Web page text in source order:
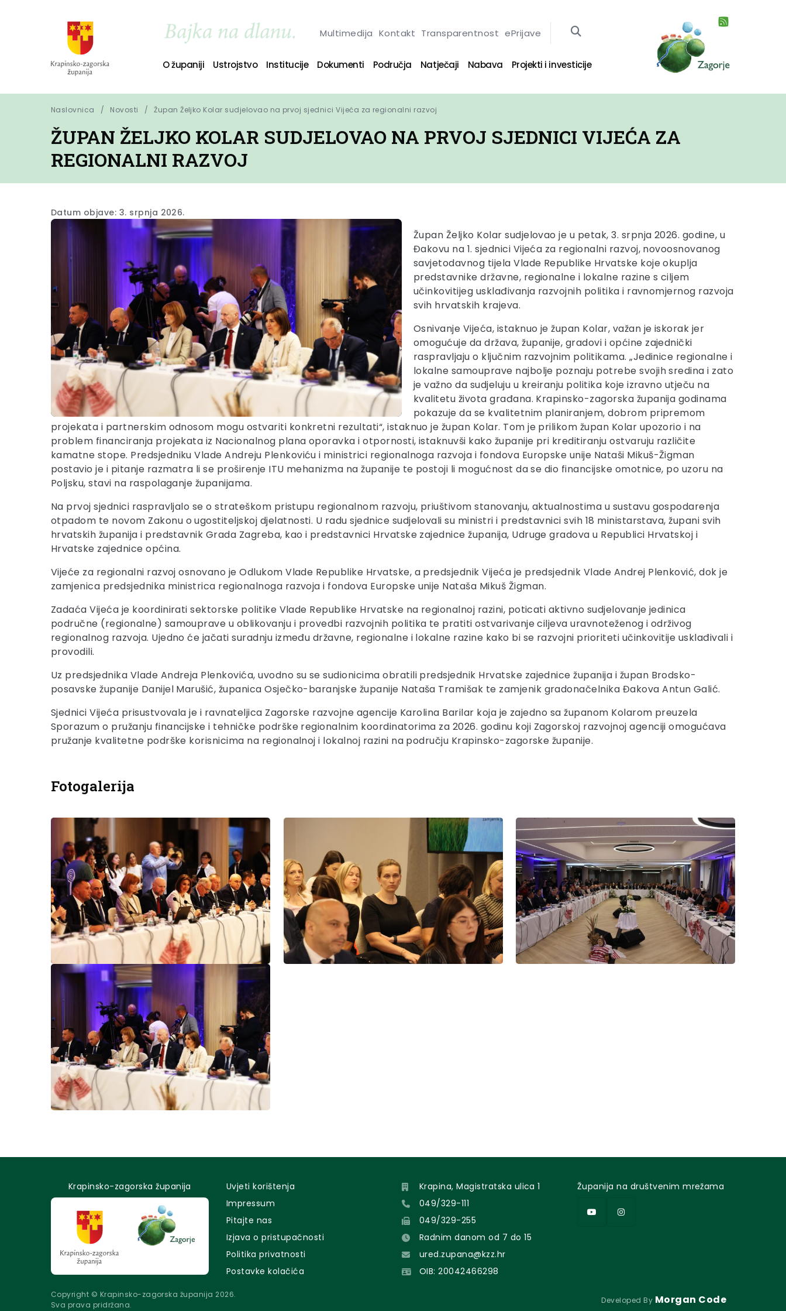
Multimedija Kontakt Transparentnost ePrijave
O županiji Ustrojstvo Institucije Dokumenti Područja Natječaji Nabava Projekti i investicije
Naslovnica Novosti Župan Željko Kolar sudjelovao na prvoj sjednici Vijeća za regionalni razvoj
ŽUPAN ŽELJKO KOLAR SUDJELOVAO NA PRVOJ SJEDNICI VIJEĆA ZA
REGIONALNI RAZVOJ
Datum objave: 3. srpnja 2026.
Župan Željko Kolar sudjelovao je u petak, 3. srpnja 2026. godine, u
Đakovu na 1. sjednici Vijeća za regionalni razvoj, novoosnovanog
savjetodavnog tijela Vlade Republike Hrvatske koje okuplja
predstavnike državne, regionalne i lokalne razine s ciljem
učinkovitijeg usklađivanja razvojnih politika i ravnomjernog razvoja
svih hrvatskih krajeva.
Osnivanje Vijeća, istaknuo je župan Kolar, važan je iskorak jer
omogućuje da država, županije, gradovi i općine zajednički
raspravljaju o ključnim razvojnim politikama. „Jedinice regionalne i
lokalne samouprave najbolje poznaju potrebe svojih sredina i zato
je važno da sudjeluju u kreiranju politika koje izravno utječu na
kvalitetu života građana. Krapinsko-zagorska županija godinama
pokazuje da se kvalitetnim planiranjem, dobrom pripremom
projekata i partnerskim odnosom mogu ostvariti konkretni rezultati“, istaknuo je župan Kolar. Tom je prilikom župan Kolar upozorio i na
problem financiranja projekata iz Nacionalnog plana oporavka i otpornosti, istaknuvši kako županije pri kreditiranju ostvaruju različite
kamatne stope. Predsjedniku Vlade Andreju Plenkoviću i ministrici regionalnoga razvoja i fondova Europske unije Nataši Mikuš-Žigman
postavio je i pitanje razmatra li se proširenje ITU mehanizma na županije te postoji li mogućnost da se dio financijske omotnice, po uzoru na
Poljsku, stavi na raspolaganje županijama.
Na prvoj sjednici raspravljalo se o strateškom pristupu regionalnom razvoju, priuštivom stanovanju, aktualnostima u sustavu gospodarenja
otpadom te novom Zakonu o ugostiteljskoj djelatnosti. U radu sjednice sudjelovali su ministri i predstavnici svih 18 ministarstava, župani svih
hrvatskih županija i predstavnik Grada Zagreba, kao i predstavnici Hrvatske zajednice županija, Udruge gradova u Republici Hrvatskoj i
Hrvatske zajednice općina.
Vijeće za regionalni razvoj osnovano je Odlukom Vlade Republike Hrvatske, a predsjednik Vijeća je predsjednik Vlade Andrej Plenković, dok je
zamjenica predsjednika ministrica regionalnoga razvoja i fondova Europske unije Nataša Mikuš Žigman.
Zadaća Vijeća je koordinirati sektorske politike Vlade Republike Hrvatske na regionalnoj razini, poticati aktivno sudjelovanje jedinica
područne (regionalne) samouprave u oblikovanju i provedbi razvojnih politika te pratiti ostvarivanje ciljeva uravnoteženog i održivog
regionalnog razvoja. Ujedno će jačati suradnju između državne, regionalne i lokalne razine kako bi se razvojni prioriteti učinkovitije usklađivali i
provodili.
Uz predsjednika Vlade Andreja Plenkovića, uvodno su se sudionicima obratili predsjednik Hrvatske zajednice županija i župan Brodsko-
posavske županije Danijel Marušić, županica Osječko-baranjske županije Nataša Tramišak te zamjenik gradonačelnika Đakova Antun Galić.
Sjednici Vijeća prisustvovala je i ravnateljica Zagorske razvojne agencije Karolina Barilar koja je zajedno sa županom Kolarom preuzela
Sporazum o pružanju financijske i tehničke podrške regionalnim koordinatorima za 2026. godinu koji Zagorskoj razvojnoj agenciji omogućava
pružanje kvalitetne podrške korisnicima na regionalnoj i lokalnoj razini na području Krapinsko-zagorske županije.
Fotogalerija
Krapinsko-zagorska županija
Uvjeti korištenja
Impressum
Pitajte nas
Izjava o pristupačnosti
Politika privatnosti
Postavke kolačića
Krapina, Magistratska ulica 1
049/329-111
049/329-255
Radnim danom od 7 do 15
ured.zupana@kzz.hr
OIB: 20042466298
Županija na društvenim mrežama
Copyright © Krapinsko-zagorska županija 2026.
Sva prava pridržana.
Developed By Morgan Code